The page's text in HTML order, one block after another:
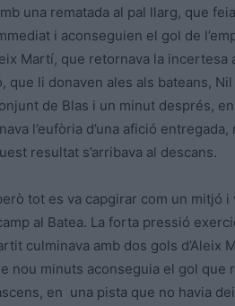
una rematada al pal llarg, que
i aconseguien el gol de
Martí, que retornava la
que li donaven ales als bateans,
de Blas i un minut després,
l’eufòria d’una afició
resultat s’arribava al descans.
tot es va capgirar com un mitjó
al Batea. La forta pressió
culminava amb dos gols d’Aleix
nou minuts aconseguia el gol
en una pista que no havia